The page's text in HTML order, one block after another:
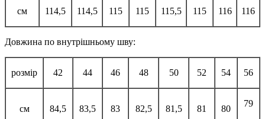
см 114,5 114,5 115 115 115,5 115 116 116
Довжина по внутрішньому шву:
розмір 42 44 46 48 50 52 54 56
см 84,5 83,5 83 82,5 81,5 81 80
79